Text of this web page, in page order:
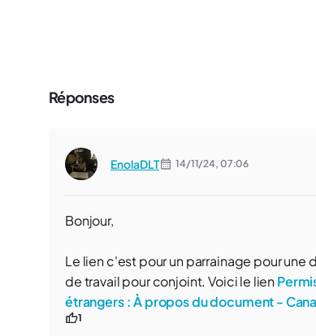
Réponses
EnolaDLT 14/11/24, 07:06
Bonjour,
Le lien c'est pour un parrainage pour
de travail pour conjoint. Voici le lien
étrangers : À propos du document -
1